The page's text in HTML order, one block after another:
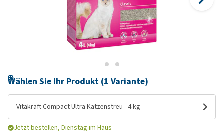
Wählen Sie Ihr Produkt (1 Variante)
Vitakraft Compact Ultra Katzenstreu - 4 kg
Jetzt bestellen, Dienstag im Haus